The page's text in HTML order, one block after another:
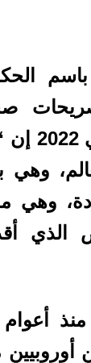
باسم
يناير/
وهي
وهي
الذي
أوروبيين